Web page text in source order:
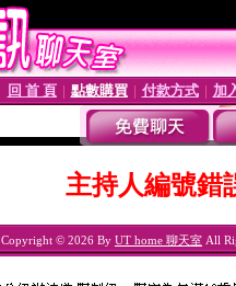
回 首 頁 點數購買│ 付款方式│ 加
主持人編號錯
Copyright © 2026 By UT home 聊天室 All